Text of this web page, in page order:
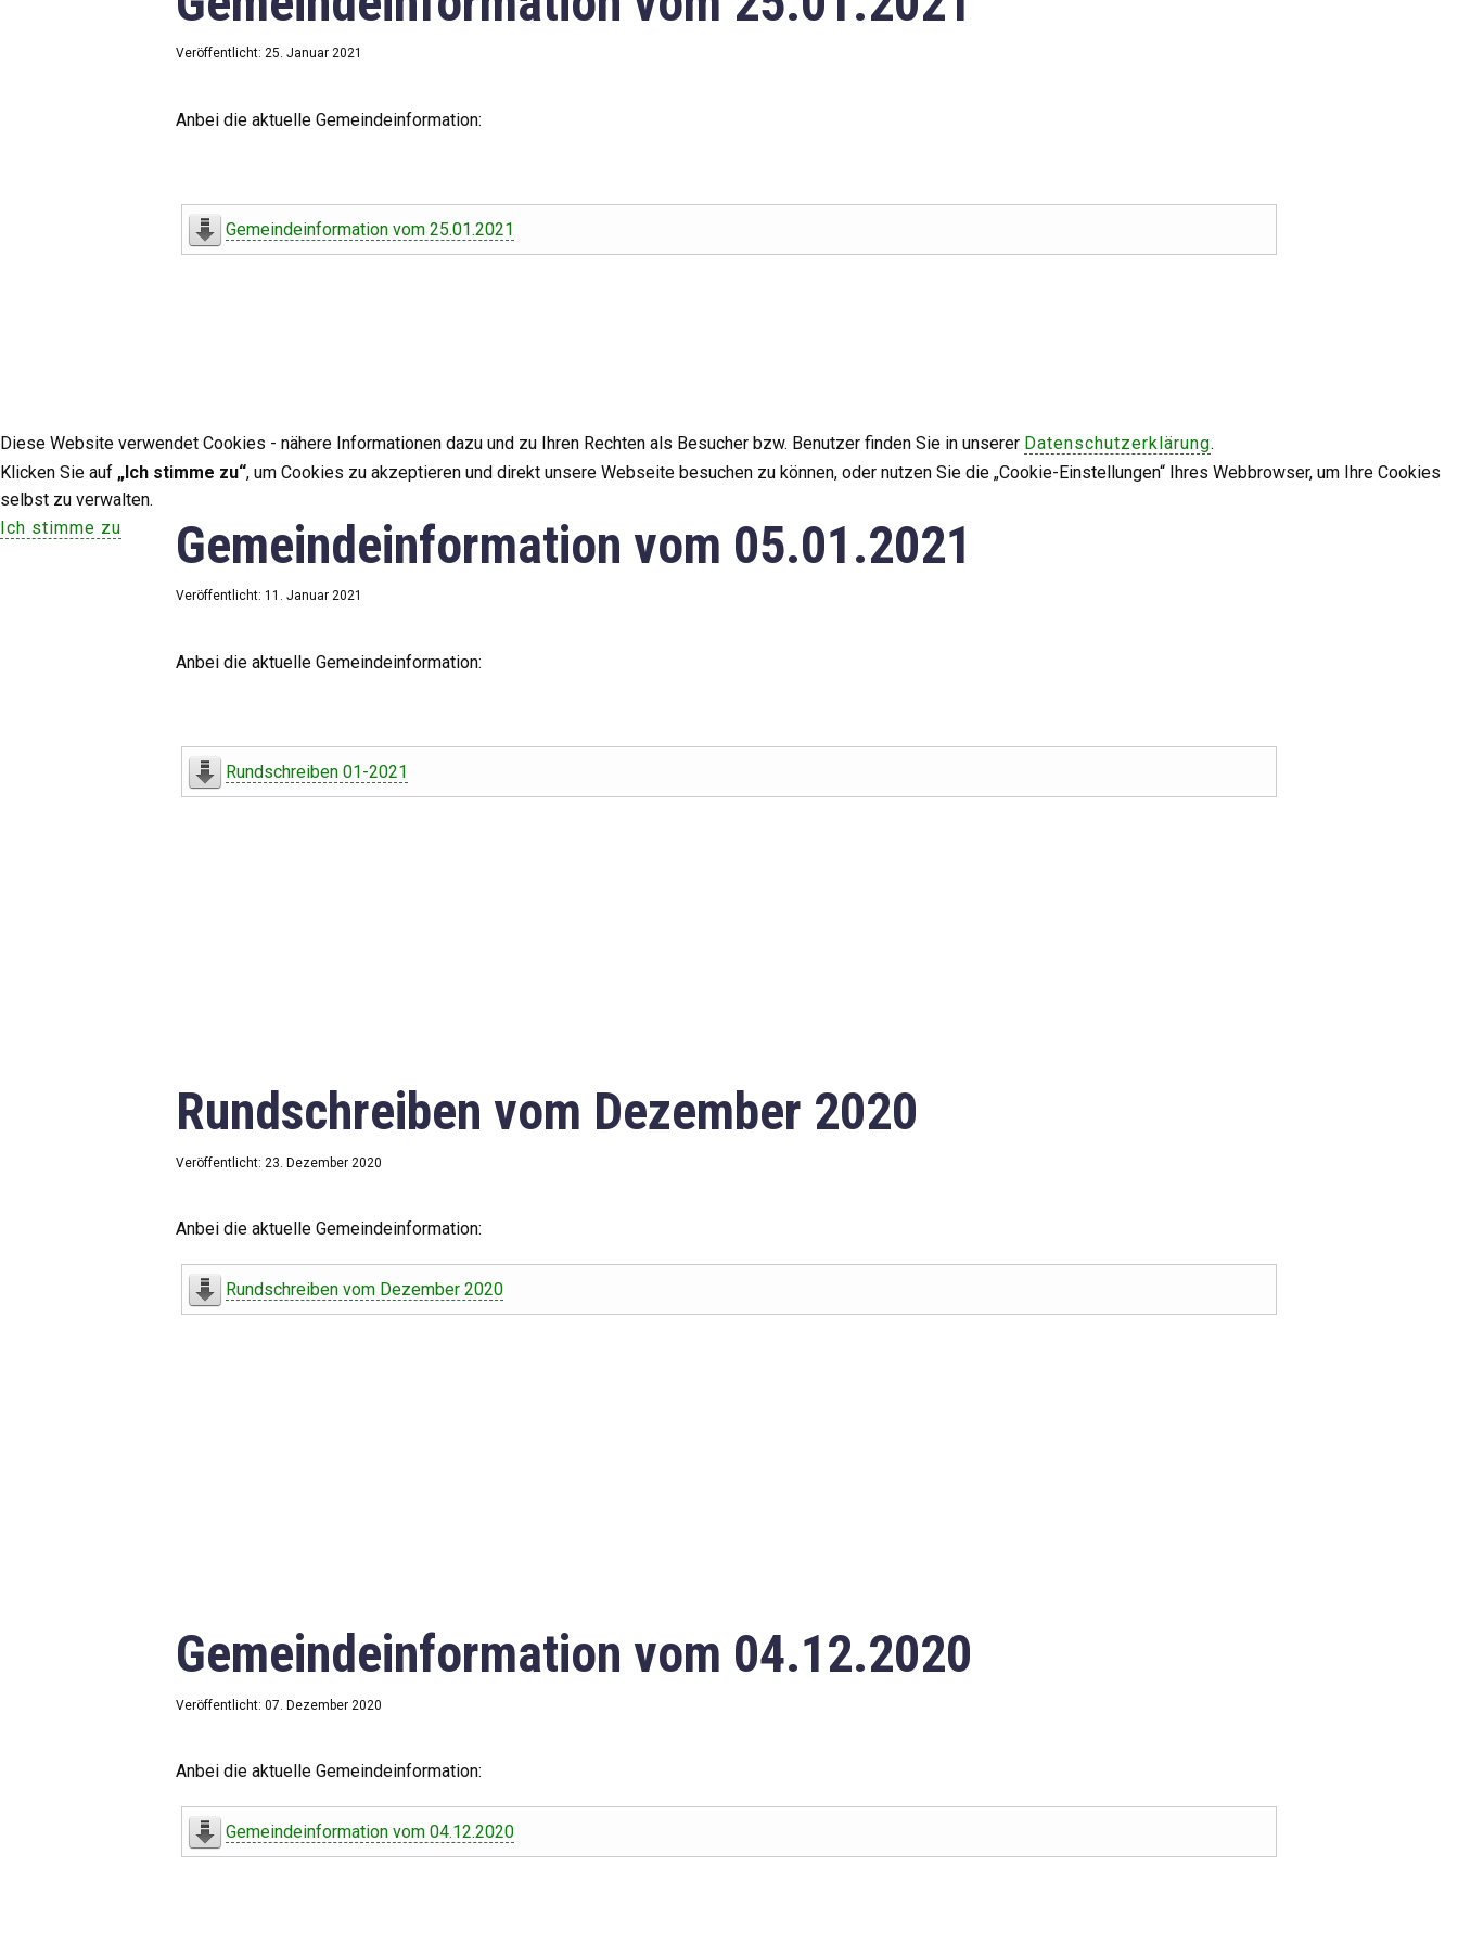
Veröffentlicht: 25. Januar 2021
Anbei die aktuelle Gemeindeinformation:
Gemeindeinformation vom 25.01.2021
Gemeindeinformation vom 05.01.2021
Veröffentlicht: 11. Januar 2021
Anbei die aktuelle Gemeindeinformation:
Rundschreiben 01-2021
Rundschreiben vom Dezember 2020
Veröffentlicht: 23. Dezember 2020
Anbei die aktuelle Gemeindeinformation:
Rundschreiben vom Dezember 2020
Gemeindeinformation vom 04.12.2020
Veröffentlicht: 07. Dezember 2020
Anbei die aktuelle Gemeindeinformation:
Gemeindeinformation vom 04.12.2020
Diese Website verwendet Cookies - nähere Informationen dazu und zu Ihren Rechten als Besucher bzw. Benutzer finden Sie in unserer Datenschutzerklärung.
Klicken Sie auf „Ich stimme zu“, um Cookies zu akzeptieren und direkt unsere Webseite besuchen zu können, oder nutzen Sie die „Cookie-Einstellungen“ Ihres Webbrowser, um Ihre Cookies
selbst zu verwalten.
Ich stimme zu